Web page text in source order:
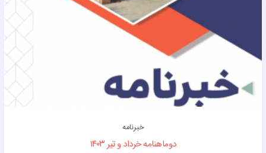
خبرنامه
دوماهنامه خرداد و تیر ۱۴۰۳